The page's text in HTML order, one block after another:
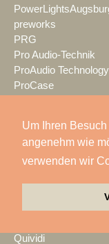
Um Ihren
angenehm wie
verwenden wir
preworks
PRG
Pro Audio-Technik
ProAudio Technology
ProCase
Prolyte
Promethean
Proske
Quividi